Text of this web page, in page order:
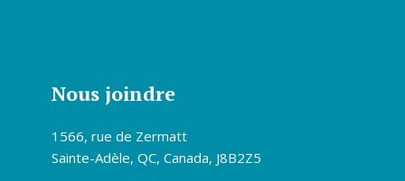
Nous joindre
1566, rue de Zermatt
Sainte-Adèle, QC, Canada, J8B2Z5